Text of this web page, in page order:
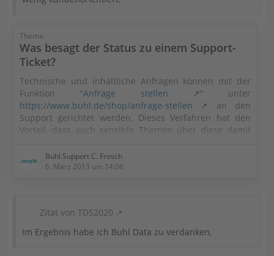
Thema
Was besagt der Status zu einem Support-
Ticket?
Technische und inhaltliche Anfragen können mit der
Funktion "Anfrage stellen
" unter
https://www.buhl.de/shop/anfrage-stellen
an den
Support gerichtet werden. Dieses Verfahren hat den
Vorteil, dass auch sensible Themen über diese damit
auch Dateien übertragen werden können. Über die
Auswahl erreichen Sie direkt das Support-Team,
Buhl Support C. Frosch
6. März 2013 um 14:06
Zitat von TDS2020
Im Ergebnis habe ich Buhl Data zu verdanken,